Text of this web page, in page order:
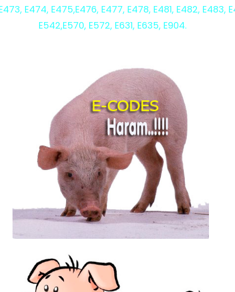
E474, E475,E476, E477, E478, E481, E482, E483,
E542,E570, E572, E631, E635, E904.